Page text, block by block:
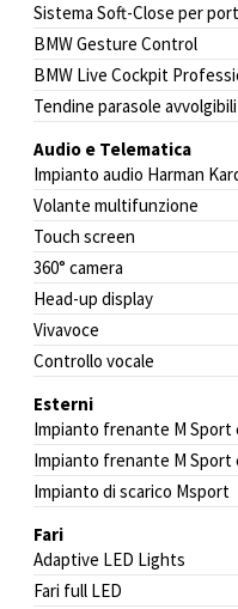
Sistema Soft-Close per
BMW Gesture Control
BMW Live Cockpit
Tendine parasole avvolgibili
Audio e Telematica
Impianto audio Harman
Volante multifunzione
Touch screen
360° camera
Head-up display
Vivavoce
Controllo vocale
Esterni
Impianto frenante M Sport
Impianto frenante M Sport
Impianto di scarico Msport
Fari
Adaptive LED Lights
Fari full LED